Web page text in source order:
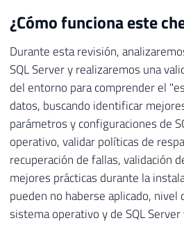
¿Cómo funciona este
Durante esta revisión,
SQL Server y realizaremos una
del entorno para comprender el
datos, buscando identificar
parámetros y configuraciones de
operativo, validar políticas de
recuperación de fallas, validación
mejores prácticas durante la
pueden no haberse aplicado, nivel
sistema operativo y de SQL